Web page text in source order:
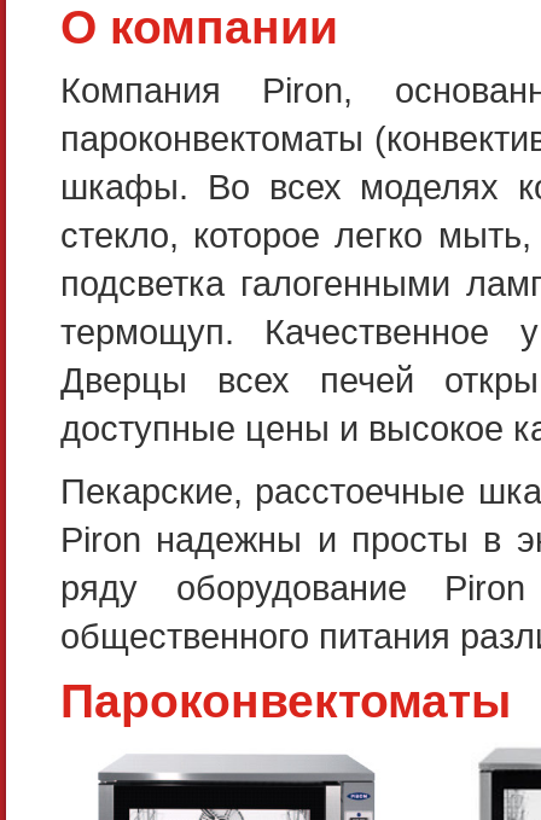
О компании
Компания Piron,
пароконвектоматы
шкафы. Во всех моделях
стекло, которое легко
подсветка галогенными
термощуп. Качественное
Дверцы всех печей
доступные цены и высокое
Пекарские, расстоечные
Piron надежны и просты в
ряду оборудование
общественного питания
Пароконвектоматы